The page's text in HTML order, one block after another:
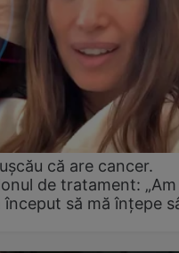
că are cancer.
de tratament:
să mă înțepe